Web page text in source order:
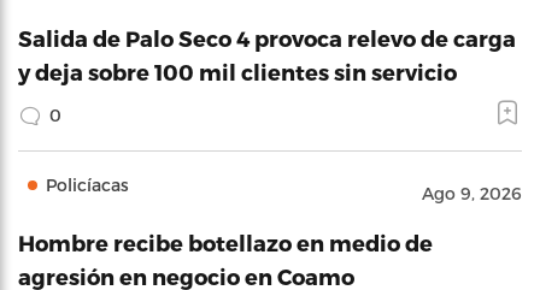
Salida de Palo Seco 4 provoca relevo de carga
y deja sobre 100 mil clientes sin servicio
0
Policíacas Ago 9, 2026
Hombre recibe botellazo en medio de
agresión en negocio en Coamo